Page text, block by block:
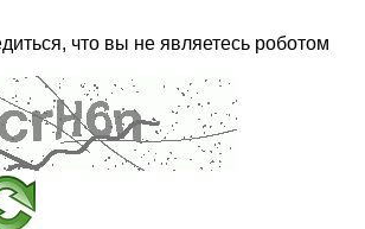
что вы не являетесь роботом